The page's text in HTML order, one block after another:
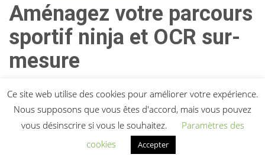
Aménagez votre parcours
sportif ninja et OCR sur-
mesure
Les différents équipements que vous pouvez
avoir pour votre parcours sportif ninja et OCR
sont variés et personnalisables pour répondre à
vos besoins. De nombreux obstacles, comme le
Ce site web utilise des cookies pour améliorer votre expérience.
Nous supposons que vous êtes d'accord, mais vous pouvez
vous désinscrire si vous le souhaitez.
Paramètres des
cookies
Accepter